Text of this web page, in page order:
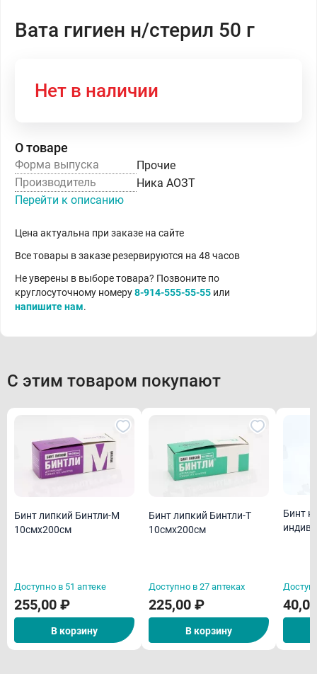
Вата гигиен н/стерил 50 г
Нет в наличии
О товаре
Форма выпуска
Прочие
Производитель
Ника АОЗТ
Перейти к описанию
Цена актуальна при заказе на сайте
Все товары в заказе резервируются на 48 часов
Не уверены в выборе товара? Позвоните по
круглосуточному номеру8-914-555-55-55 или
напишите нам.
С этим товаром покупают
Бинт липкий Бинтли-М
10смх200см
Доступно в 51 аптеке
255,00 ₽
В корзину
Бинт липкий Бинтли-Т
10смх200см
Доступно в 27 аптеках
225,00 ₽
В корзину
Бинт